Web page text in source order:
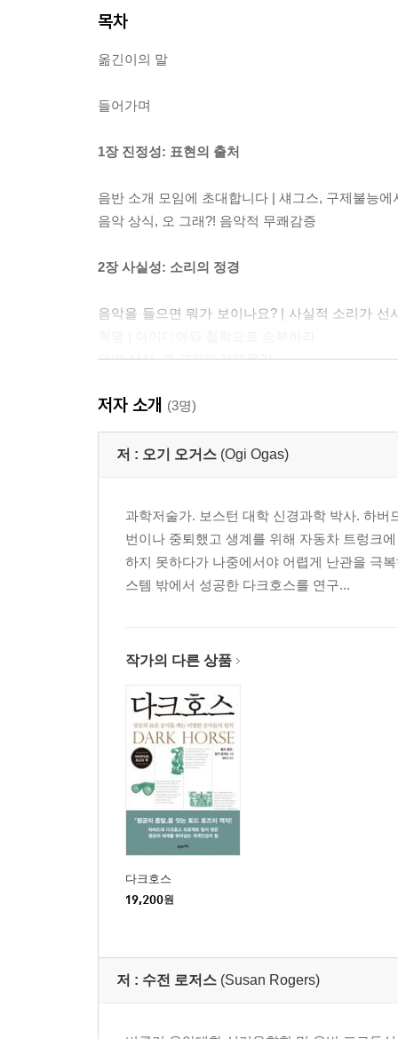
목차
옮긴이의 말
들어가며
1장 진정성: 표현의 출처
음반 소개 모임에 초대합니다 | 섀그스, 구제불능
음악 상식, 오 그래?! 음악적 무쾌감증
2장 사실성: 소리의 정경
음악을 들으면 뭐가 보이나요? | 사실적 소리가
음악 상식, 오 그래?! 절대음감
3장 참신성: 모험의 크기
버클리의 세 학생 | 익숙하지만 짜릿해! | 히트곡
4장 멜로디: 감정의 너비
청취 프로필의 음악적 차원 | 멜로디의 천재, 프
비-밥-어-룰라 | 이상해… 슬픈데 신나 | 노련한
반복될 테마 | 어째서 다 내 이야기 같은 거야
음악 상식, 오 그래?! 소름 반응
6장 리듬: 움직임의 모양
7장 음색: 매혹의 색채
저자 소개 (3명)
저 : 오기 오거스 (Ogi Ogas)
과학저술가. 보스턴 대학 신경과학 박사. 하
번이나 중퇴했고 생계를 위해 자동차 트렁크
하지 못하다가 나중에서야 어렵게 난관을 극
스템 밖에서 성공한 다크호스를 연구...
작가의 다른 상품
다크호스
19,200원
저 : 수전 로저스 (Susan Rogers)